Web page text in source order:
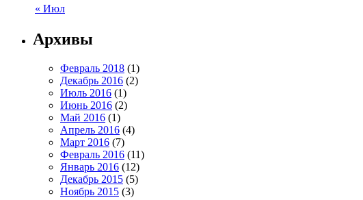
« Июл
Архивы
Февраль 2018 (1)
Декабрь 2016 (2)
Июль 2016 (1)
Июнь 2016 (2)
Май 2016 (1)
Апрель 2016 (4)
Март 2016 (7)
Февраль 2016 (11)
Январь 2016 (12)
Декабрь 2015 (5)
Ноябрь 2015 (3)